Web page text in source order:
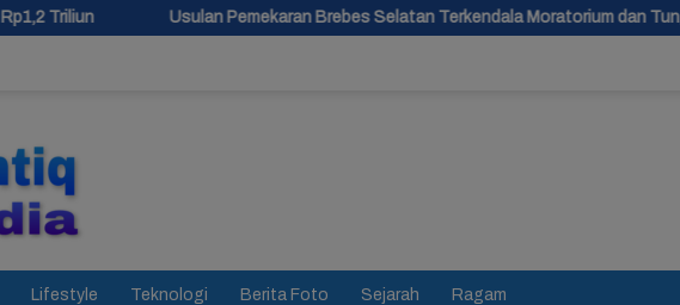
Usulan Pemekaran Brebes Selatan Terkendala Moratorium dan Tunggu Antrean Panjang
Lifestyle Teknologi Berita Foto Sejarah Ragam